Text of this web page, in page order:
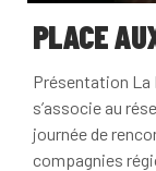
PLACE
Présentation La
s’associe au
journée de
compagnies